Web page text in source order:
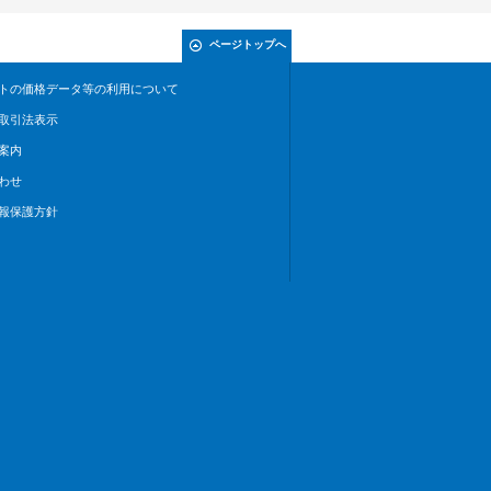
ページトップへ
の価格データ等の利用について
引法表示
内
せ
保護方針